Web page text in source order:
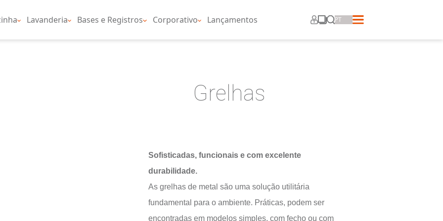
Cozinha Lavanderia Bases e Registros Corporativo Lançamentos
Sofisticadas, funcionais e com excelente
durabilidade.